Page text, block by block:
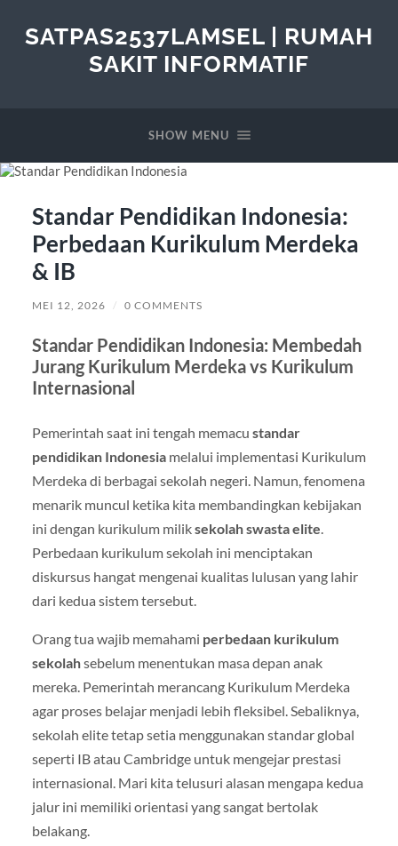
SATPAS2537LAMSEL | RUMAH
SAKIT INFORMATIF
SHOW MENU
Standar Pendidikan Indonesia:
Perbedaan Kurikulum Merdeka
& IB
MEI 12, 2026 / 0 COMMENTS
Standar Pendidikan Indonesia: Membedah
Jurang Kurikulum Merdeka vs Kurikulum
Internasional
Pemerintah saat ini tengah memacu standar
pendidikan Indonesiamelalui implementasi Kurikulum
Merdeka di berbagai sekolah negeri. Namun, fenomena
menarik muncul ketika kita membandingkan kebijakan
ini dengan kurikulum miliksekolah swasta elite.
Perbedaan kurikulum sekolah ini menciptakan
diskursus hangat mengenai kualitas lulusan yang lahir
dari kedua sistem tersebut.
Orang tua wajib memahami perbedaan kurikulum
sekolahsebelum menentukan masa depan anak
mereka. Pemerintah merancang Kurikulum Merdeka
agar proses belajar menjadi lebih fleksibel. Sebaliknya,
sekolah elite tetap setia menggunakan standar global
seperti IB atau Cambridge untuk mengejar prestasi
internasional. Mari kita telusuri alasan mengapa kedua
jalur ini memiliki orientasi yang sangat bertolak
belakang.